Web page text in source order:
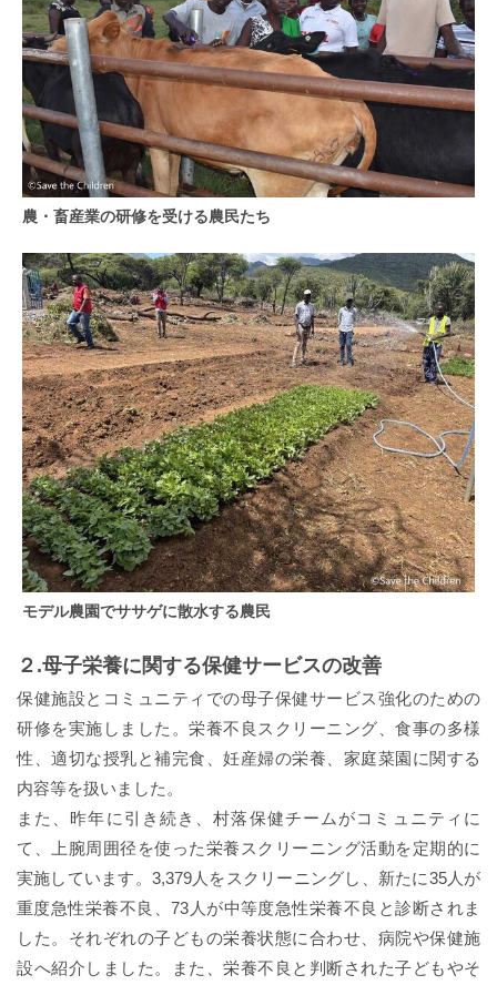
農・畜産業の研修を受ける農民たち
モデル農園でササゲに散水する農民
２.母子栄養に関する保健サービスの改善
保健施設とコミュニティでの母子保健サービス強化のための
研修を実施しました。栄養不良スクリーニング、食事の多様
性、適切な授乳と補完食、妊産婦の栄養、家庭菜園に関する
内容等を扱いました。
また、昨年に引き続き、村落保健チームがコミュニティに
て、上腕周囲径を使った栄養スクリーニング活動を定期的に
実施しています。3,379人をスクリーニングし、新たに35人が
重度急性栄養不良、73人が中等度急性栄養不良と診断されま
した。それぞれの子どもの栄養状態に合わせ、病院や保健施
設へ紹介しました。また、栄養不良と判断された子どもやそ